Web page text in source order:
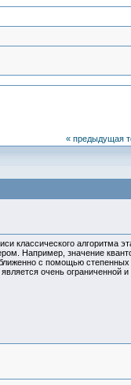
« предыдущая
классического алгоритма
Например, значение
с помощью степенных
очень ограниченной